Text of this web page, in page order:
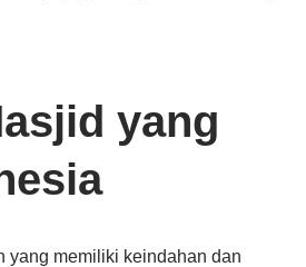
yang
yang memiliki keindahan dan